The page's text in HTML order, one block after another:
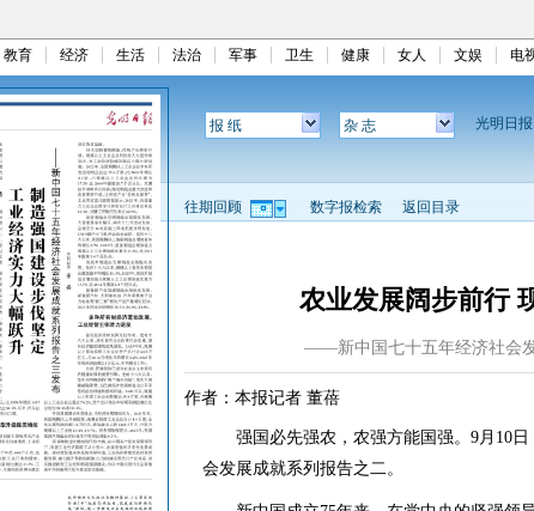
教育 经济 生活 法治 军事 卫生 健康 女人 文娱 电
报 纸 杂 志 光明日报
往期回顾 数字报检索 返回目录
农业发展阔步前行
——新中国七十五年经济社会
作者：本报记者 董蓓
强国必先强农，农强方能国强。9月10日
会发展成就系列报告之二。